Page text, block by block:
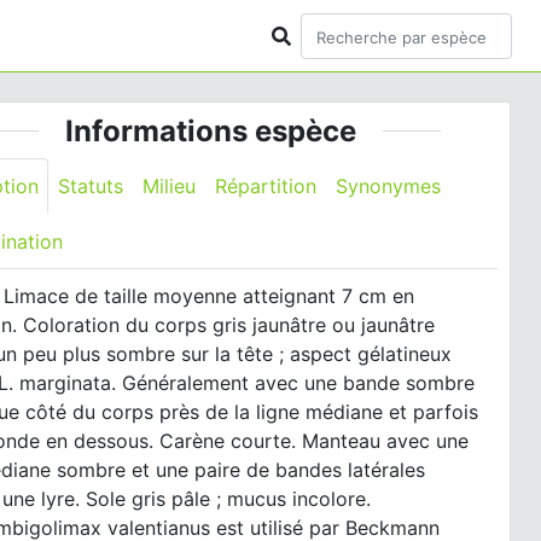
Informations espèce
Statuts Milieu Répartition Synonymes
de taille moyenne atteignant 7 cm en
Coloration du corps gris jaunâtre ou jaunâtre
peu plus sombre sur la tête ; aspect gélatineux
marginata. Généralement avec une bande sombre
côté du corps près de la ligne médiane et parfois
en dessous. Carène courte. Manteau avec une
sombre et une paire de bandes latérales
lyre. Sole gris pâle ; mucus incolore.
valentianus est utilisé par Beckmann